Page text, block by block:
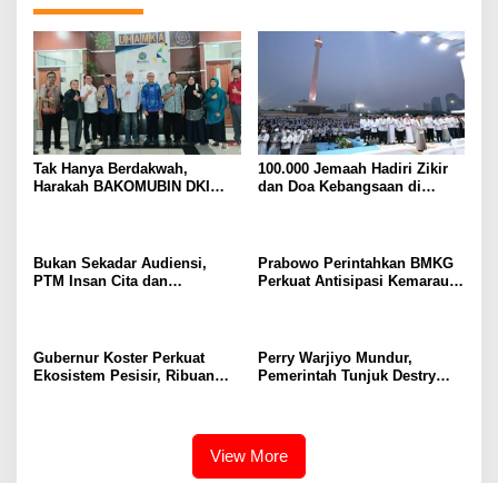
Tak Hanya Berdakwah,
Harakah BAKOMUBIN DKI
100.000 Jemaah Hadiri Zikir
dan Doa Kebangsaan di
Bukan Sekadar Audiensi,
PTM Insan Cita dan
Prabowo Perintahkan BMKG
Perkuat Antisipasi Kemarau
Gubernur Koster Perkuat
Ekosistem Pesisir, Ribuan
Perry Warjiyo Mundur,
Pemerintah Tunjuk Destry
View More